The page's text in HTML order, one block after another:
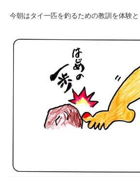
今朝はタイ一匹を釣るための教訓を体験と